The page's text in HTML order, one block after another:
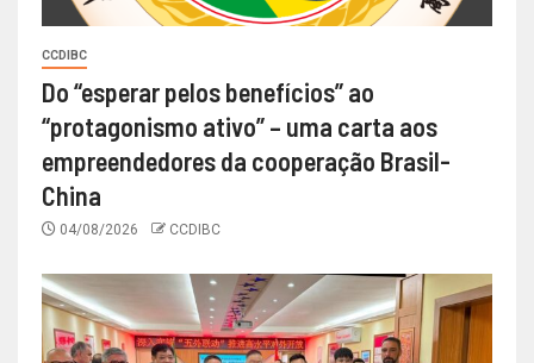
CCDIBC
Do “esperar pelos benefícios” ao
“protagonismo ativo” – uma carta aos
empreendedores da cooperação Brasil-
China
04/08/2026 CCDIBC